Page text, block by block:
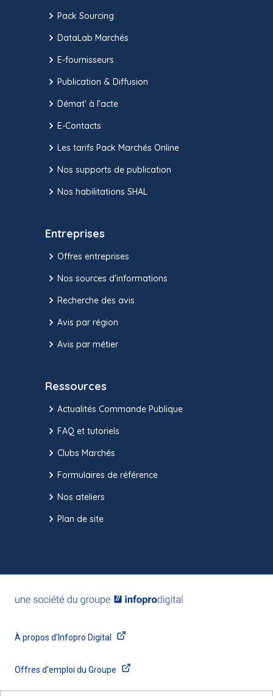
Pack Sourcing
DataLab Marchés
E-fournisseurs
Publication & Diffusion
Démat' à l'acte
E-Contacts
Les tarifs Pack Marchés Online
Nos supports de publication
Nos habilitations SHAL
Entreprises
Offres entreprises
Nos sources d'informations
Recherche des avis
Avis par région
Avis par métier
Ressources
Actualités Commande Publique
FAQ et tutoriels
Clubs Marchés
Formulaires de référence
Nos ateliers
Plan de site